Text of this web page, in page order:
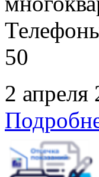
50
2 апреля